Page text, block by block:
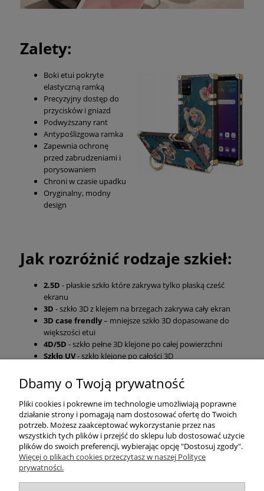
Zalety:
Boki etui pokryte
elastyczną ramką
Precyzyjny dostęp do
przycisków i gniazd
Podwyższany rant
Antypoślizgowa ramka
Zapewnia ochronę
przed zabrudzeniami i
porysowaniem
Chroni w czasie upadku
Oryginalny, modny
design
Jak rozróżnić rodzaje szkieł:
2.5D - płaskie szkło które zakrywa tylko płaską cześć
ekranu
3D - szkło 3D z klejem na brzegach zakrywa cały ekran
3D case frendly– mniejsze szkło 3D dopasowane do
większości etui
4D/5D - szkło pełne 3D klejone po całej powierzchni
Szkło UV- szkło klejone po całości 3D
Pomoc
Moje konto
Płatności i dostawa
Dbamy o Twoją prywatność
Pliki cookies i pokrewne im technologie umożliwiają poprawne
działanie strony i pomagają nam dostosować ofertę do Twoich
potrzeb. Możesz zaakceptować wykorzystanie przez nas
wszystkich tych plików i przejść do sklepu lub dostosować użycie
plików do swoich preferencji, wybierając opcję "Dostosuj zgody".
Więcej o plikach cookies przeczytasz w naszej Polityce
prywatności.